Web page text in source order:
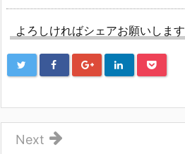
よろしければシェアお願いします
Next